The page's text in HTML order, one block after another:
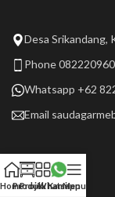
Desa Srikandang,
Phone
Whatsapp +62
Email
LAIN LAIN
HomeProduk
Projek Kami
Whatsapp
Menu